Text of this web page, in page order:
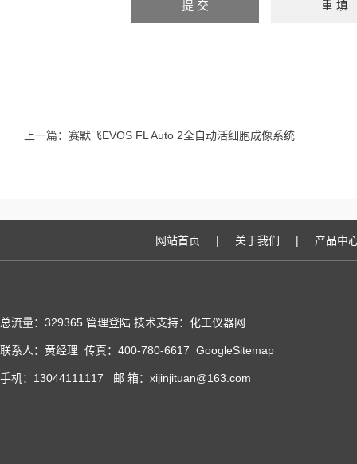
上一篇： 赛默飞EVOS FL Auto 2全自动活细胞成像系统
网站首页 | 关于我们 | 产品中
总流量：329365 管理登陆 技术支持：化工仪器网
联系人：黄经理 传真：400-780-6617 GoogleSitemap
手机：13044111117 邮 箱：xijinjituan@163.com